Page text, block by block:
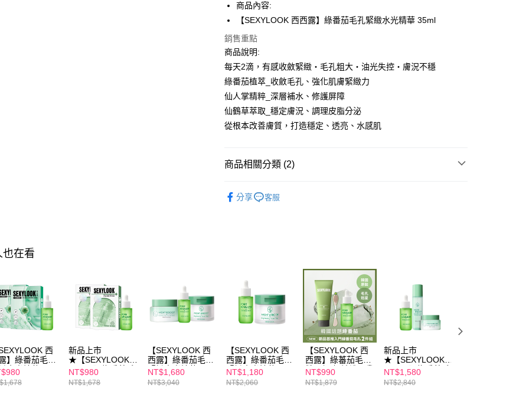
悠遊付
Google Pay
全盈+PAY
AFTEE先享後付
相關說明
【關於「AFTEE先享後付」】
AFTEE先享後付是「在收到商品之後才付款」的支付方式。 讓您購物簡單
便利好安心！
３．安心：先確認商品／服務後，再付款。
１．於結帳方式選擇「AFTEE先享後付」後，將跳轉至「AFTEE先享後
付」結帳頁面，進行簡訊認證並確認金額後，即可完成結帳。
※ 交易是否成功請以「AFTEE先享後付 」之結帳頁面顯示為準，若有關於
是否繳費成功／繳費後需取消欲退款等相關疑問，請聯繫「AFTEE先享後
付客戶支援中心」 https://netprotections.freshdesk.com/support/home
【注意事項】
１．透過由恩沛科技股份有限公司提供之「AFTEE先享後付」服務完成之
交易，需依本服務之必要範圍內提供個人資料，並將交易相關給付款項請
求債權轉讓予恩沛科技股份有限公司。
２．關於個人資料處理事宜，請瀏覽以下網址：
https://aftee.tw/terms/#terms3
３．未成年的使用者請事先徵得法定代理人或監護人之同意方可使用
ATM付款
每筆NT$100，滿NT$600(含以上)免運費
付款後萊爾富取貨
每筆NT$100，滿NT$600(含以上)免運費
7-11付款取貨
每筆NT$100，滿NT$600(含以上)免運費
付款後7-11取貨
每筆NT$100，滿NT$600(含以上)免運費
商品內容:
【SEXYLOOK 西西露】綠番茄毛孔緊緻水光精華 35ml
銷售重點
商品說明:
每天2滴，有感收斂緊緻・毛孔粗大・油光失控・膚況不穩
綠番茄植萃_收斂毛孔、強化肌膚緊緻力
仙人掌精粹_深層補水、修護屏障
仙鶴草萃取_穩定膚況、調理皮脂分泌
從根本改善膚質，打造穩定、透亮、水感肌
商品相關分類 (2)
分享 客服
也在看
西
】綠番茄毛孔
水光精華
海茴香+牛奶
體水光面膜(4
新品上市
★【SEXYLOOK
西西露】綠番茄毛
孔緊緻水光精華
35ml+綠番茄面膜
NT$980
NT$1,678
【SEXYLOOK 西
西露】綠番茄毛孔
緊緻水光精華
35ml+仙人掌代謝
夜光霜50ml+仙人
NT$1,680
NT$3,040
【SEXYLOOK 西
西露】綠番茄毛孔
緊緻水光精華
35ml+ 仙人掌煥膚
代謝棉片50片
NT$1,180
NT$2,060
【SEXYLOOK 西
西露】綠蕃茄毛孔
雙星組(奶油洗面乳
150g+緊緻水光精
華35ml)
NT$990
NT$1,879
新品上市
★【SEXYLOOK
西西露】綠番茄毛
孔緊緻水光精華
35ml+仙人掌代謝
NT$1,580
NT$2,840